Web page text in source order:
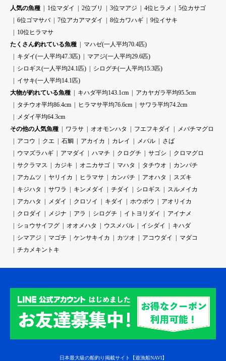
人気の魚種 1位マダイ 2位ブリ 3位マアジ 4位ヒラメ
5位カサゴ
6位ゴマサバ
7位アカアマダイ 8位カワハギ
9位イサキ
10位ヒラマサ
たくさん釣れている魚種
マハゼ(一人平均70.4匹)
キダイ(一人平均47.3匹)
マアジ(一人平均29.6匹)
シロギス(一人平均24.1匹)
シログチ(一人平均15.3匹)
イサキ(一人平均14.1匹)
大物が釣れている魚種
キハダ平均143.1cm
アカヤガラ平均95.5cm
タチウオ平均86.4cm
ヒラマサ平均76.6cm
サワラ平均74.2cm
メダイ平均64.3cm
その他の人気魚種
ワラサ オオモンハタ フエフキダイ
メバチマグロ
アコウ
クエ 石鯛 アカイカ カレイ メバル
さば
ウマズラハギ
アマダイ ハマチ クログチ サゴシ
クロマグロ
サクラマス
カジキ オニカサゴ マハタ タチウオ
カンパチ
アカムツ
ヤリイカ ヒラマサ カンパチ アオハタ
スズキ
キジハタ
サワラ キンメダイ チダイ シロギス
スルメイカ
アカハタ
メダイ クロソイ キダイ ホウボウ
アオリイカ
クロダイ
メジナ アラ シログチ イトヨリダイ
アイナメ
ショウサイフグ
オオメハタ ウスメバル イシダイ
キハダ
シマアジ
マゴチ ケンサキイカ カツオ アコウダイ
マダコ
チカメキントキ
日本最大級の船釣り掲載サイト【遊漁船NAVI】